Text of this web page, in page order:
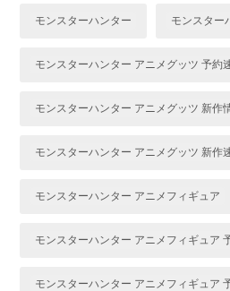
モンスターハンター モンスター
モンスターハンター アニメグッツ 予約
モンスターハンター アニメグッツ 新作
モンスターハンター アニメグッツ 新作
モンスターハンター アニメフィギュア
モンスターハンター アニメフィギュア
モンスターハンター アニメフィギュア